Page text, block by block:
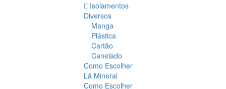
Isolamentos
Diversos
Manga
Plástica
Cartão
Canelado
Como Escolher
Lã Mineral
Como Escolher